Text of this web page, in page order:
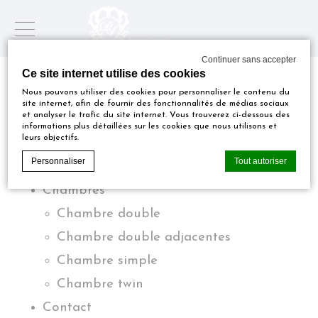
Continuer sans accepter
Ce site internet utilise des cookies
Nous pouvons utiliser des cookies pour personnaliser le contenu du
site internet, afin de fournir des fonctionnalités de médias sociaux
et analyser le trafic du site internet. Vous trouverez ci-dessous des
informations plus détaillées sur les cookies que nous utilisons et
leurs objectifs.
Personnaliser Tout autoriser
Déclaration de cookie pard-edge Macaron CMP
Les cookies sont de petits morceaux d'informations
textuelles qui sont utilisés par le site internet pour
améliorer l'expérience utilisateur. Acceptez tous les
autoriser.
Pages
Activités
Chambres
Chambre double
Chambre double adjacentes
Chambre simple
Chambre twin
Contact